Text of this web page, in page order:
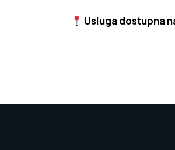
Usluga dostupna